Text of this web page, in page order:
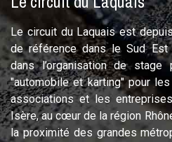
Le circuit du Laquais est
de référence dans le Sud
dans l’organisation de stage
"automobile et karting" pour
associations et les
Isère, au cœur de la région
la proximité des grandes